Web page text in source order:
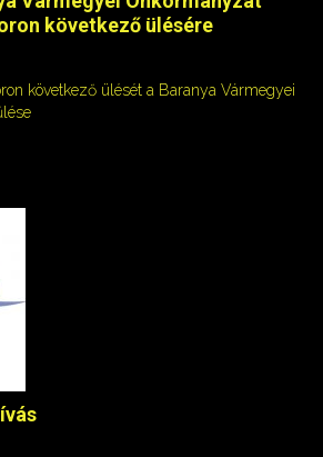
következő ülésére
következő ülését a Baranya Vármegyei